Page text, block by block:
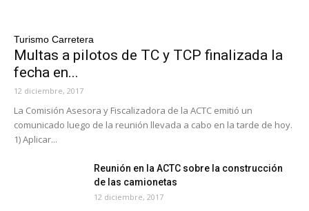
Turismo Carretera
Multas a pilotos de TC y TCP finalizada la
fecha en...
12 diciembre, 2017
La Comisión Asesora y Fiscalizadora de la ACTC emitió un
comunicado luego de la reunión llevada a cabo en la tarde de hoy.
1) Aplicar...
Reunión en la ACTC sobre la construcción
de las camionetas
12 diciembre, 2017